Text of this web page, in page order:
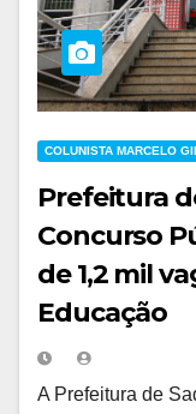
COLUNISTA MARCELO
Prefeitura
Concurso
de 1,2 mil
Educação
A Prefeitura de